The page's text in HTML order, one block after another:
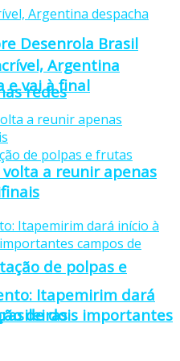
Desenrola Brasil
redes
de polpas e
Argentina
e vai à final
volta a reunir apenas
Itapemirim dará
de dois importantes